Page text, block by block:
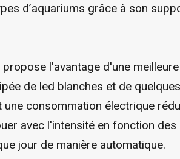
d’aquariums grâce à son
l'avantage d'une
de led blanches et de
consommation électrique
avec l'intensité en fonction
jour de manière automatique.